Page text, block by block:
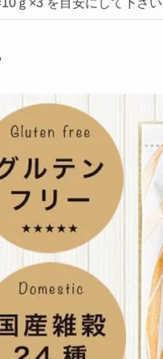
ｇ×3 を目安にして下さ